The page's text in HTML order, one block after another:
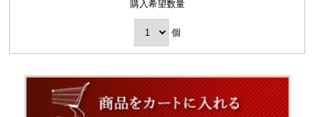
購入希望数量
個